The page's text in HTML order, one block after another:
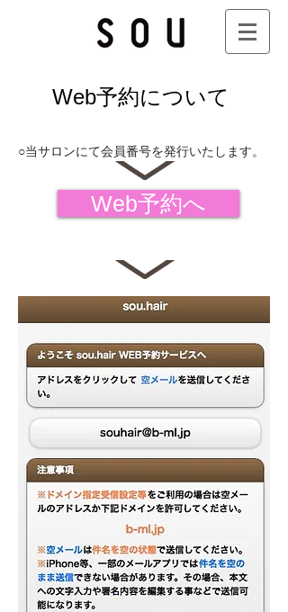
Web予約について
○当サロンにて会員番号を発行いたします。
Web予約へ